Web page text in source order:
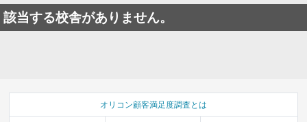
該当する校舎がありません。
オリコン顧客満足度調査とは